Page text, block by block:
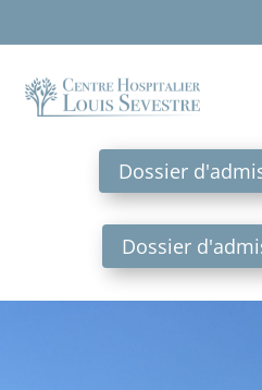
Groupe de femmes le
Dossier
Dossier